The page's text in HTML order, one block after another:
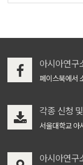
아시아연구
페이스북에서
각종 신청
서울대학교 아
아시아연구